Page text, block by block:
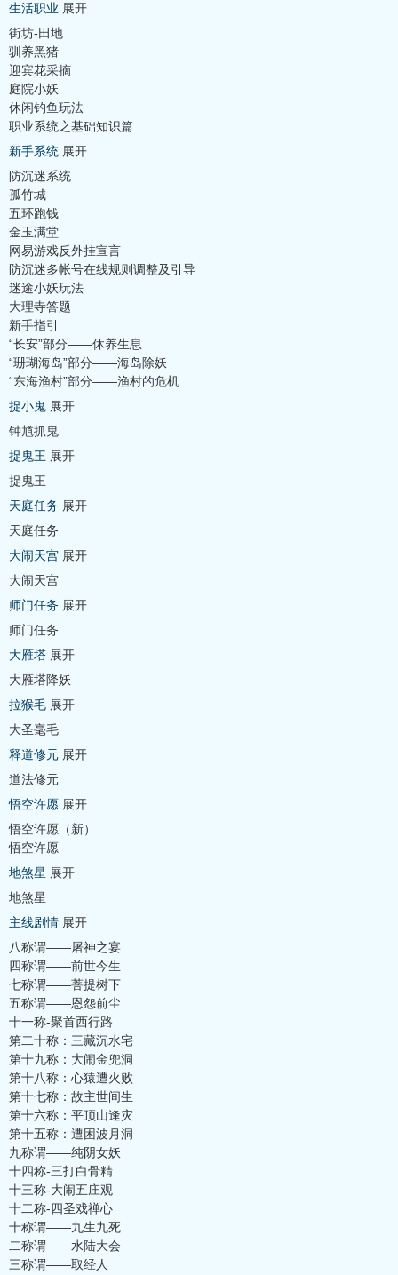
生活职业 展开
街坊-田地
驯养黑猪
迎宾花采摘
庭院小妖
休闲钓鱼玩法
职业系统之基础知识篇
新手系统 展开
防沉迷系统
孤竹城
五环跑钱
金玉满堂
网易游戏反外挂宣言
防沉迷多帐号在线规则调整及引导
迷途小妖玩法
大理寺答题
新手指引
“长安”部分——休养生息
“珊瑚海岛”部分——海岛除妖
“东海渔村”部分——渔村的危机
捉小鬼 展开
钟馗抓鬼
捉鬼王 展开
捉鬼王
天庭任务 展开
天庭任务
大闹天宫 展开
大闹天宫
师门任务 展开
师门任务
大雁塔 展开
大雁塔降妖
拉猴毛 展开
大圣毫毛
释道修元 展开
道法修元
悟空许愿 展开
悟空许愿（新）
悟空许愿
地煞星 展开
地煞星
主线剧情 展开
八称谓——屠神之宴
四称谓——前世今生
七称谓——菩提树下
五称谓——恩怨前尘
十一称-聚首西行路
第二十称：三藏沉水宅
第十九称：大闹金兜洞
第十八称：心猿遭火败
第十七称：故主世间生
第十六称：平顶山逢灾
第十五称：遭困波月洞
九称谓——纯阴女妖
十四称-三打白骨精
十三称-大闹五庄观
十二称-四圣戏禅心
十称谓——九生九死
二称谓——水陆大会
三称谓——取经人